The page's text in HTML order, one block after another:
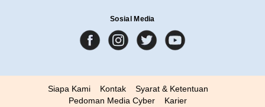
Sosial Media
Siapa Kami Kontak
Syarat & Ketentuan
Pedoman Media Cyber
Karier